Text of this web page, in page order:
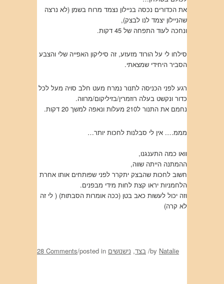
את הכדורים נכסה בניילון נצמד מרוח בשמן (לא נרצה
שהניילון יצמד לנו לבצק),
ונחכה לעוד התפחה של 45 דקות.
סילחו לי על הורוד מזעזע, זה סיליקון האפייה שלי והצבע
הסביר היחידי שמצאתי.
רגע לפני הכניסה לתנור נמרח מעט חלב סויה מעל לכל
כדור ונקשט בעלה רוזמרין/בזיליקום/מרווה.
נחמם את התנור ל210 מעלות ונאפה למשך 20 דקות.
מממ…. אין לי סבלנות לחכות יותר…
וואו כמה התענגנו,
ההמתנה הייתה שווה,
חשוב לחכות שהבצק יתקרר לפני שפותחים אותו אחרת
הלחמניות יראו קצת לחות מידי מבפנים.
וזה יכול לעשות כאב בטן (ככה אומרות הסבתות) ( לי זה
לא קרה)
28 Comments/posted in בצד, נישנושים /by Natalie